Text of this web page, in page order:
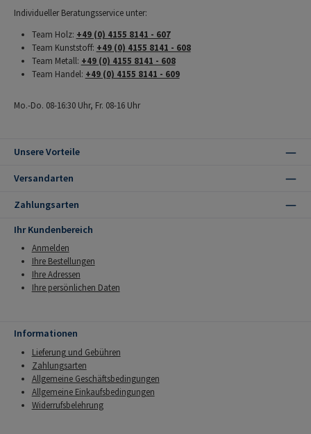
Individueller Beratungsservice unter:
Team Holz: +49 (0) 4155 8141 - 607
Team Kunststoff: +49 (0) 4155 8141 - 608
Team Metall: +49 (0) 4155 8141 - 608
Team Handel: +49 (0) 4155 8141 - 609
Mo.-Do. 08-16:30 Uhr, Fr. 08-16 Uhr
Unsere Vorteile
Versandarten
Zahlungsarten
Ihr Kundenbereich
Anmelden
Ihre Bestellungen
Ihre Adressen
Ihre persönlichen Daten
Informationen
Lieferung und Gebühren
Zahlungsarten
Allgemeine Geschäftsbedingungen
Allgemeine Einkaufsbedingungen
Widerrufsbelehrung